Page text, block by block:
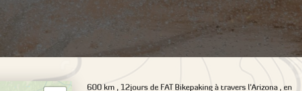
600 km , 12jours de FAT Bikepaking à travers l'Arizona , en